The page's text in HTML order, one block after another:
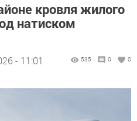
кровля жилого
натиском
- 11:01 535 0 0